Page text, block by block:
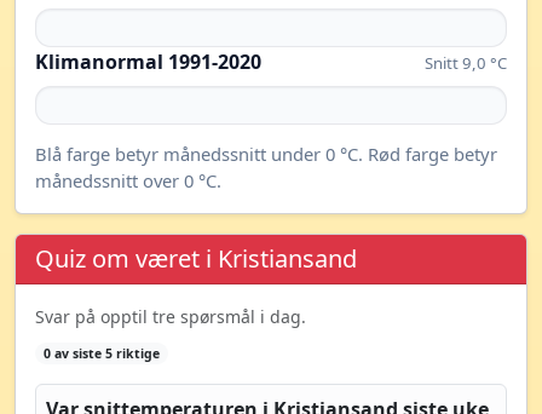
Klimanormal 1991-2020 Snitt 9,0 °C
Blå farge betyr månedssnitt under 0 °C. Rød farge betyr
månedssnitt over 0 °C.
Quiz om været i Kristiansand
Svar på opptil tre spørsmål i dag.
0 av siste 5 riktige